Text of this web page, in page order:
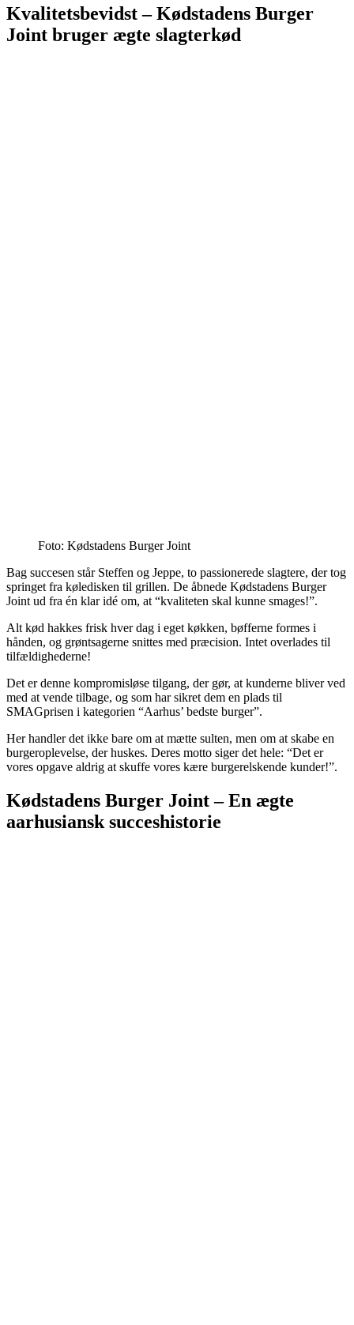
Kvalitetsbevidst – Kødstadens Burger
Joint bruger ægte slagterkød
Foto: Kødstadens Burger Joint
Bag succesen står Steffen og Jeppe, to passionerede slagtere, der tog
springet fra køledisken til grillen. De åbnede Kødstadens Burger
Joint ud fra én klar idé om, at “kvaliteten skal kunne smages!”.
Alt kød hakkes frisk hver dag i eget køkken, bøfferne formes i
hånden, og grøntsagerne snittes med præcision. Intet overlades til
tilfældighederne!
Det er denne kompromisløse tilgang, der gør, at kunderne bliver ved
med at vende tilbage, og som har sikret dem en plads til
SMAGprisen i kategorien “Aarhus’ bedste burger”.
Her handler det ikke bare om at mætte sulten, men om at skabe en
burgeroplevelse, der huskes. Deres motto siger det hele: “Det er
vores opgave aldrig at skuffe vores kære burgerelskende kunder!”.
Kødstadens Burger Joint – En ægte
aarhusiansk succeshistorie